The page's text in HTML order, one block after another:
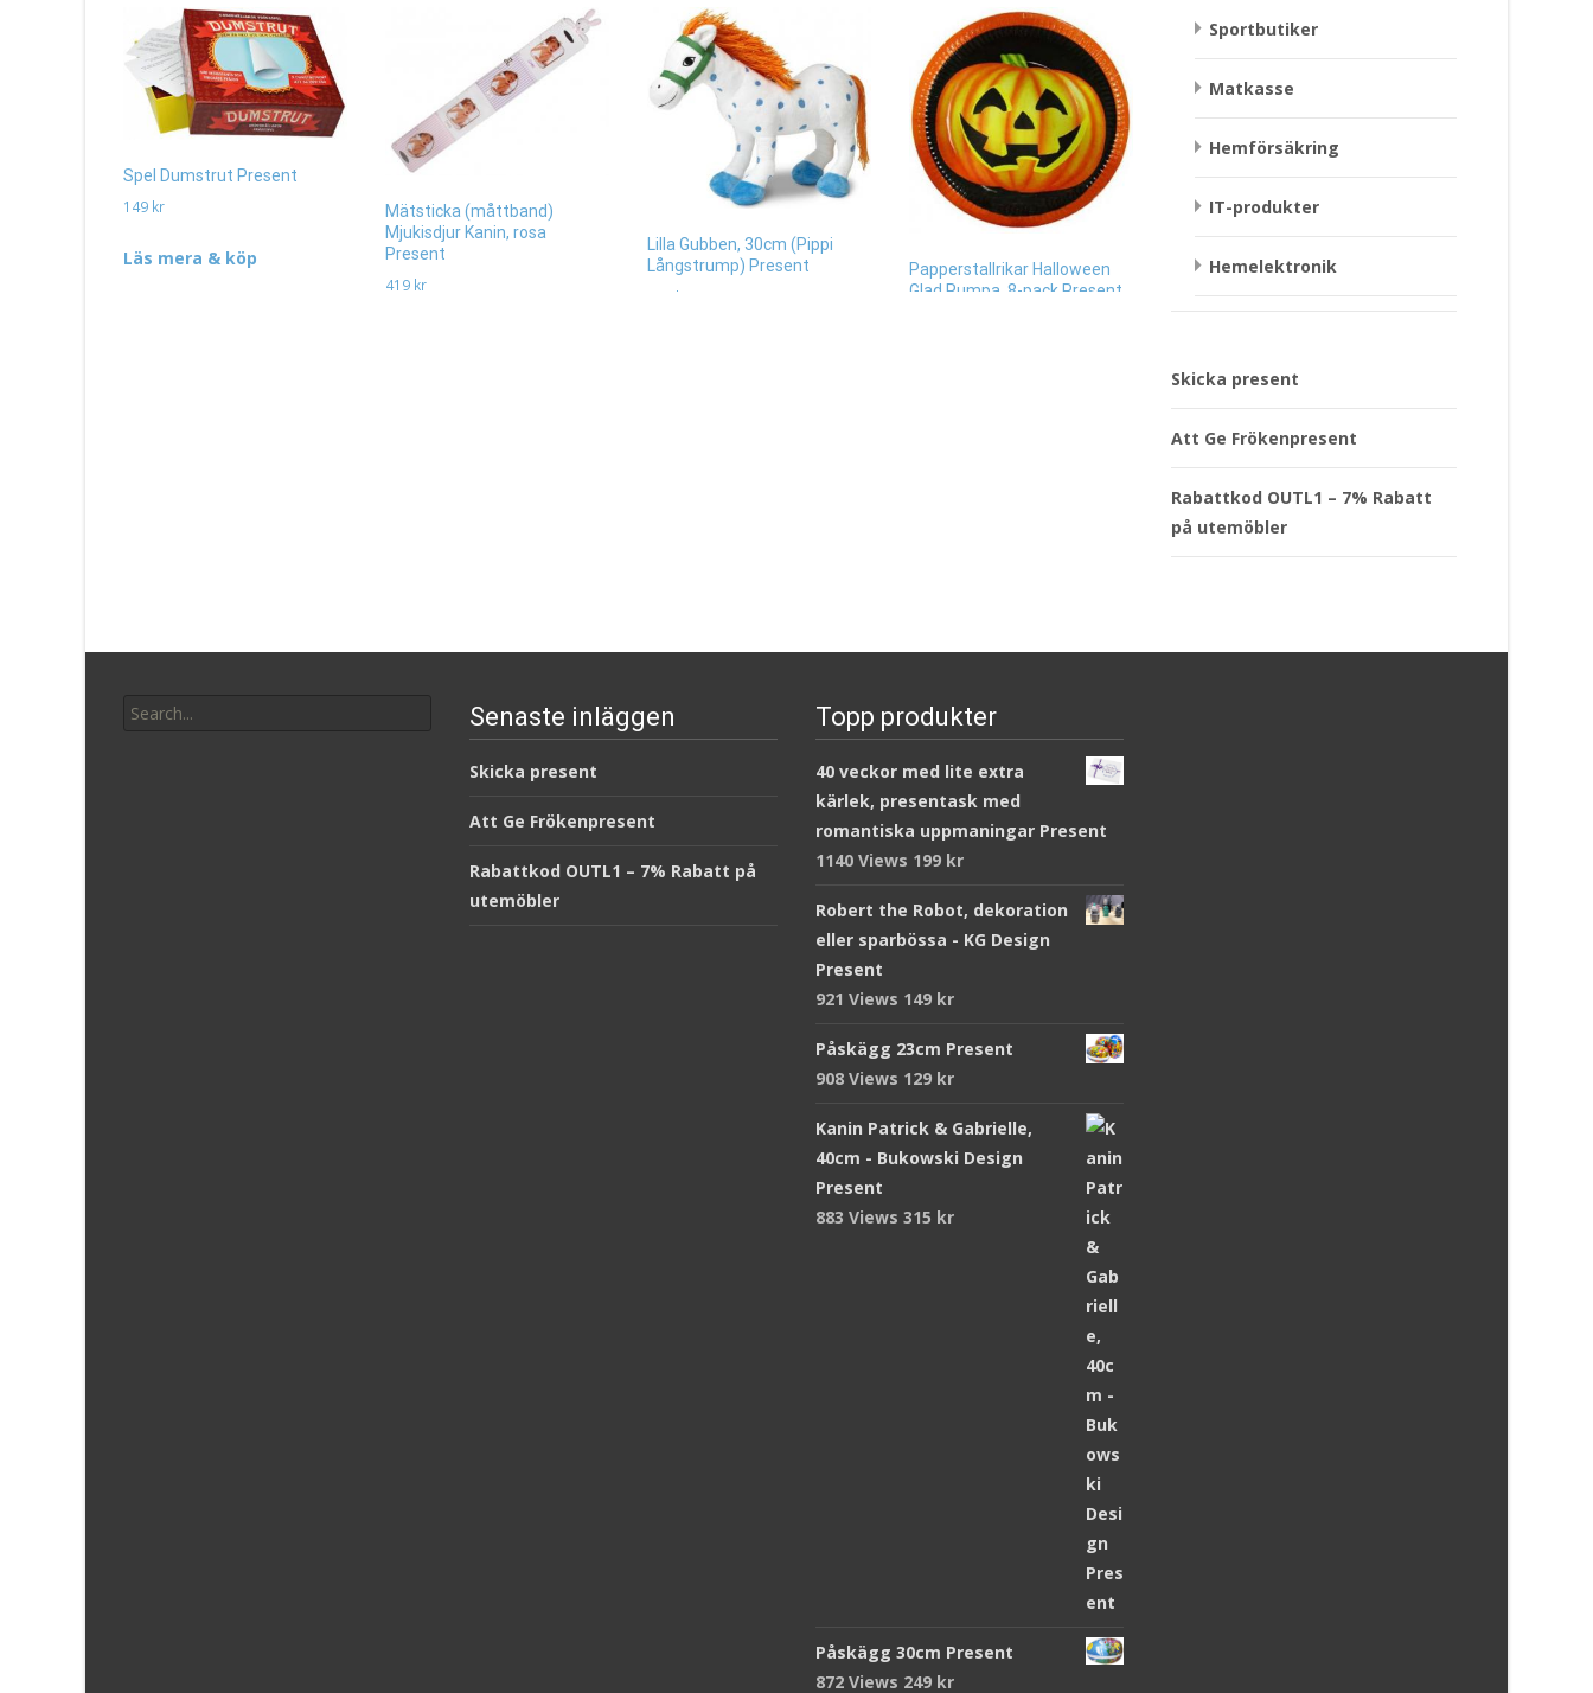
Spel Dumstrut Present
149 kr
Läs mera & köp
Mätsticka (måttband)
Mjukisdjur Kanin, rosa
Present
419 kr
Lilla Gubben, 30cm (Pippi
Långstrump) Present
kr
Papperstallrikar Halloween
Glad Pumpa, 8-pack Present
Gästbok till Bröllop,
cremefärgad Present
Company Present
Sportbutiker
Matkasse
Hemförsäkring
IT-produkter
Hemelektronik
Skicka present
Att Ge Frökenpresent
Rabattkod OUTL1 – 7% Rabatt
på utemöbler
for:
Senaste inläggen
Skicka present
Att Ge Frökenpresent
Rabattkod OUTL1 – 7% Rabatt på
utemöbler
Topp produkter
40 veckor med lite extra
kärlek, presentask med
romantiska uppmaningar Present
1140 Views 199 kr
Robert the Robot, dekoration
eller sparbössa - KG Design
Present
921 Views 149 kr
Påskägg 23cm Present
908 Views 129 kr
Kanin Patrick & Gabrielle,
40cm - Bukowski Design
Present
883 Views 315 kr
Påskägg 30cm Present
872 Views 249 kr